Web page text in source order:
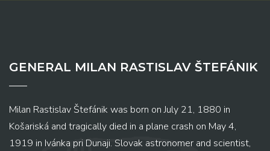
GENERAL MILAN RASTISLAV ŠTEFÁNIK
Milan Rastislav Štefánik was born on July 21, 1880 in
Košariská and tragically died in a plane crash on May 4,
1919 in Ivánka pri Dunaji. Slovak astronomer and scientist,